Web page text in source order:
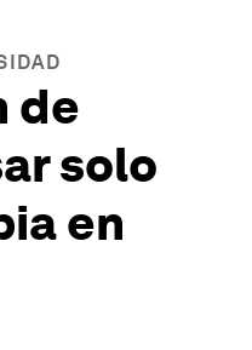
de
solo
en